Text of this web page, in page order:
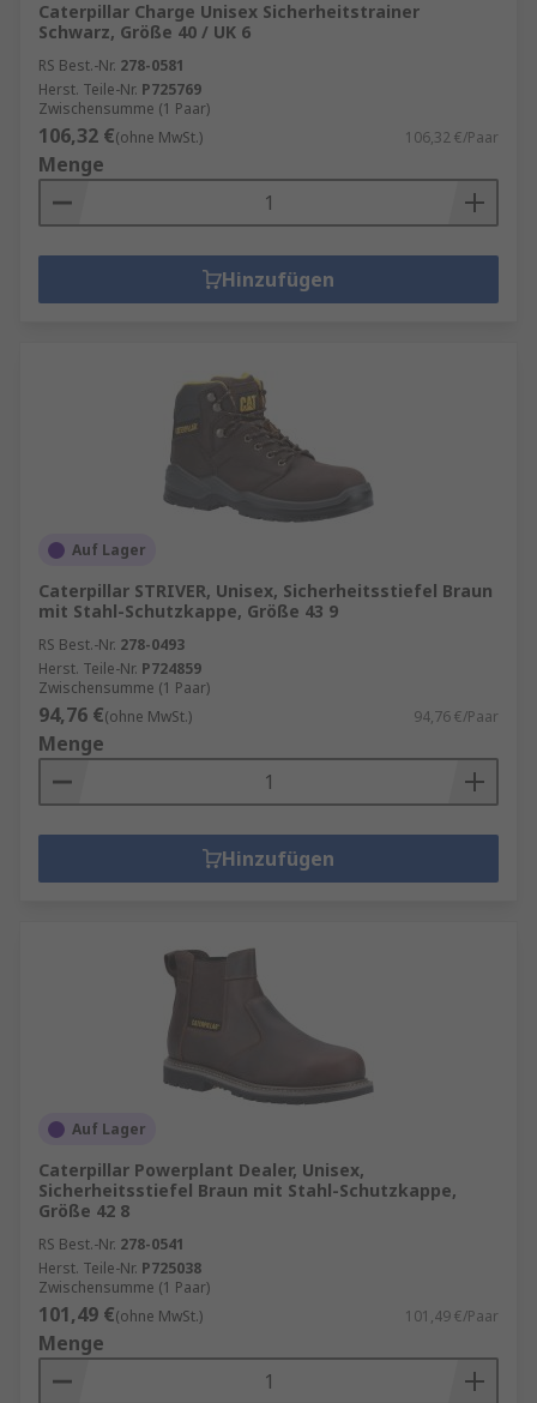
Caterpillar Charge Unisex Sicherheitstrainer
Schwarz, Größe 40 / UK 6
RS Best.-Nr. 278-0581
Herst. Teile-Nr. P725769
Zwischensumme (1 Paar)
106,32 €(ohne MwSt.) 106,32 €/Paar
Menge
Hinzufügen
Auf Lager
Caterpillar STRIVER, Unisex, Sicherheitsstiefel Braun
mit Stahl-Schutzkappe, Größe 43 9
RS Best.-Nr. 278-0493
Herst. Teile-Nr. P724859
Zwischensumme (1 Paar)
94,76 €(ohne MwSt.) 94,76 €/Paar
Menge
Hinzufügen
Auf Lager
Caterpillar Powerplant Dealer, Unisex,
Sicherheitsstiefel Braun mit Stahl-Schutzkappe,
Größe 42 8
RS Best.-Nr. 278-0541
Herst. Teile-Nr. P725038
Zwischensumme (1 Paar)
101,49 €(ohne MwSt.) 101,49 €/Paar
Menge